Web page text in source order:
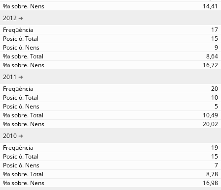
14,41
2012
17
15
9
8,64
16,72
2011
20
10
5
10,49
20,02
2010
19
15
7
8,78
16,98